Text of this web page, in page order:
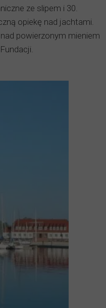
ze slipem i 30.
opiekę nad jachtami.
powierzonym mieniem